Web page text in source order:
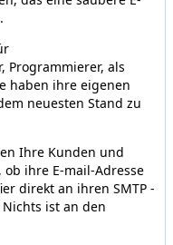
Programmierer, als
haben ihre eigenen
neuesten Stand zu
Ihre Kunden und
ihre E-mail-Adresse
direkt an ihren SMTP -
ist an den